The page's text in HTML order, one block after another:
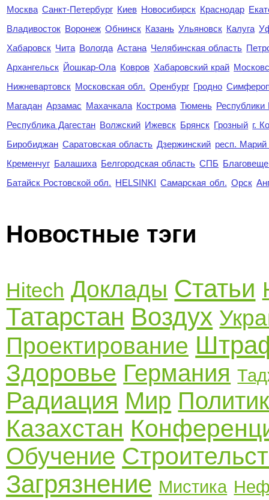
Москва Санкт-Петербург Киев Новосибирск Краснодар
Владивосток Воронеж Обнинск Казань Ульяновск Калуга
Хабаровск Чита Вологда Астана Челябинская область
Архангельск Йошкар-Ола Ковров Хабаровский край
Нижневартовск Московская обл. Оренбург Гродно
Магадан Арзамас Махачкала Кострома Тюмень Республики
Республика Дагестан Волжский Ижевск Брянск Грозный г.
Биробиджан Саратовская область Дзержинский респ.
Кременчуг Балашиха Белгородская область СПБ
Батайск Ростовской обл. HELSINKI Самарская обл. Орск
Новостные тэги
Hitech Доклады Статьи
Татарстан Воздух
Проектирование
Здоровье Германия
Радиация Мир
Казахстан
Обучение
Загрязнение Мистика